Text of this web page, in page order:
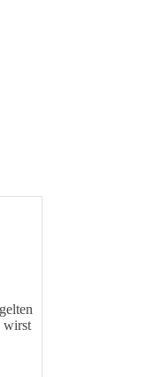
wirst